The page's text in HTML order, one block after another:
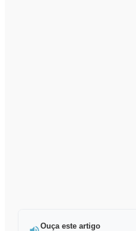
Ouça este artigo